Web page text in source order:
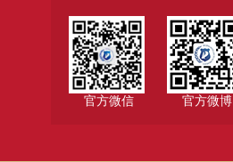
官方微信 官方微博